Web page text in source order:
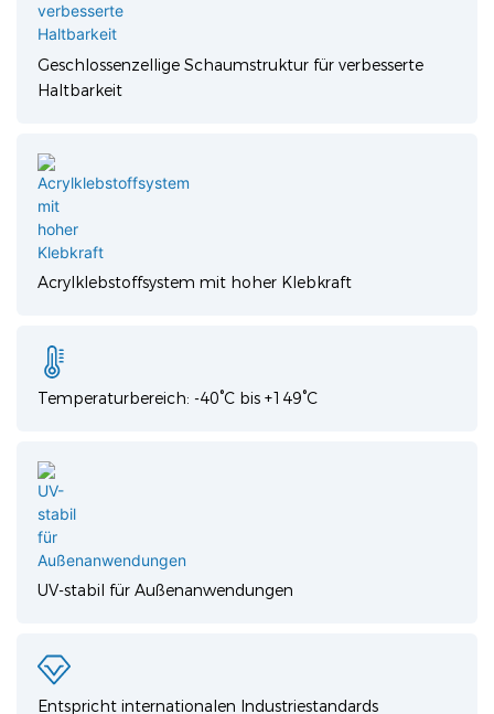
Geschlossenzellige Schaumstruktur für verbesserte
Haltbarkeit
Acrylklebstoffsystem mit hoher Klebkraft
Temperaturbereich: -40°C bis +149°C
UV-stabil für Außenanwendungen
Entspricht internationalen Industriestandards